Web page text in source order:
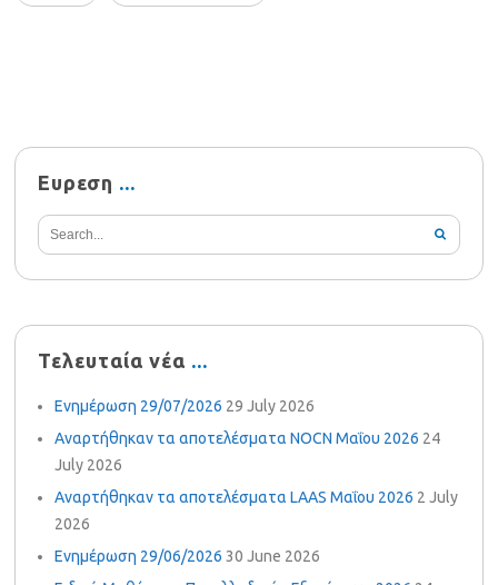
Ευρεση
Τελευταία νέα
Ενημέρωση 29/07/2026 29 July 2026
Αναρτήθηκαν τα αποτελέσματα NOCN Μαΐου 2026 24
July 2026
Αναρτήθηκαν τα αποτελέσματα LAAS Μαΐου 2026 2 July
2026
Ενημέρωση 29/06/2026 30 June 2026